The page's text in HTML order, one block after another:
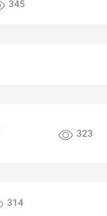
345
323
314